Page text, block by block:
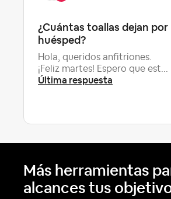
¿Cuántas toallas dejan por
huésped?
Hola, queridos anfitriones.
¡Feliz martes! Espero que est...
Última respuesta
Más herramientas
alcances tus